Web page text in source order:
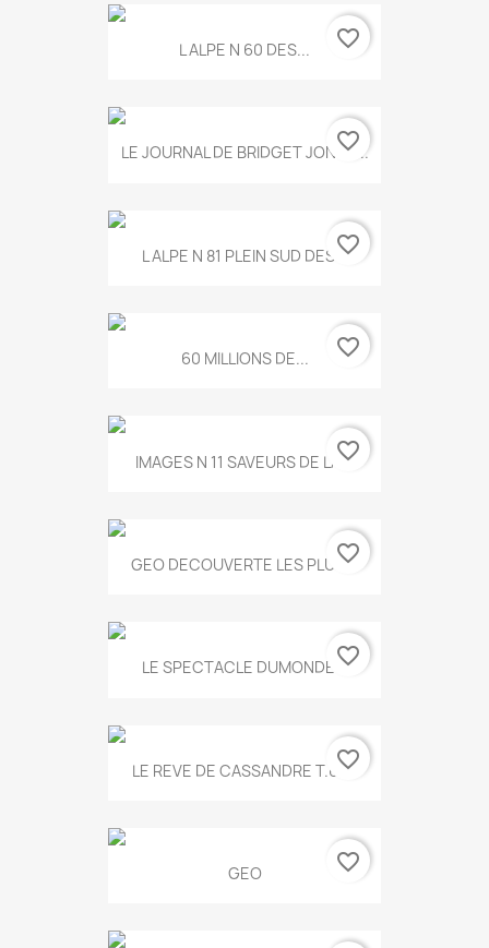
L ALPE N 60 DES... favorite_border
LE JOURNAL DE BRIDGET JONES...
favorite_border
L ALPE N 81 PLEIN SUD DES...favorite_border
60 MILLIONS DE... favorite_border
IMAGES N 11 SAVEURS DE LA...
favorite_border
GEO DECOUVERTE LES PLUS...
favorite_border
LE SPECTACLE DUMONDE...favorite_border
LE REVE DE CASSANDRE T.634
favorite_border
GEO favorite_border